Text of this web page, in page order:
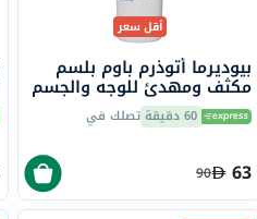
أقل سعر
بيوديرما أتوذرم باوم بلسم
مكثف ومهدئ للوجه والجسم
500 مل 60 دقيقة تصلك في
63
90